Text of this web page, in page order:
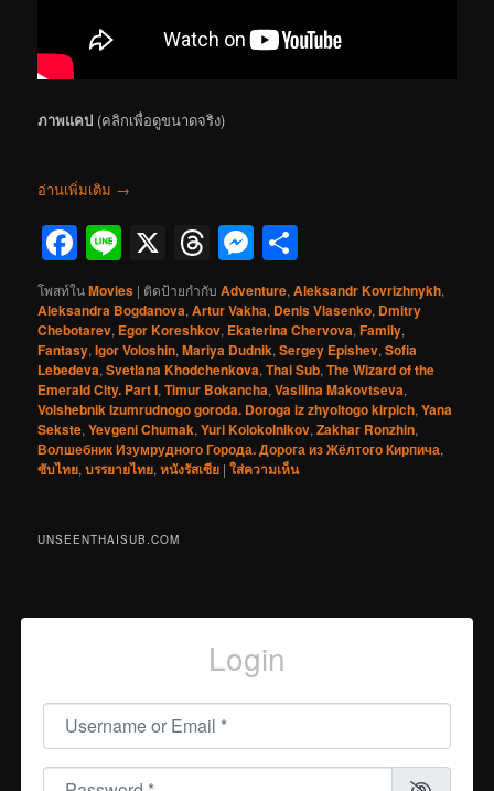
ภาพแคป (คลิกเพื่อดูขนาดจริง)
อ่านเพิ่มเติม →
Facebook
Line
X Threads
Messenger
โพสท์ในMovies | ติดป้ายกำกับ Adventure,Aleksandr Kovrizhnykh,
Aleksandra Bogdanova,Artur Vakha, Denis Vlasenko, Dmitry
Chebotarev, Egor Koreshkov, Ekaterina Chervova,Family,
Fantasy,Igor Voloshin,Mariya Dudnik,Sergey Epishev,Sofia
Lebedeva,Svetlana Khodchenkova,Thai Sub,The Wizard of the
Emerald City. Part I,Timur Bokancha,Vasilina Makovtseva,
Volshebnik Izumrudnogo goroda. Doroga iz zhyoltogo kirpich,Yana
Sekste,Yevgeni Chumak,Yuri Kolokolnikov,Zakhar Ronzhin,
Волшебник Изумрудного Города. Дорога из Жёлтого Кирпича,
ซับไทย,บรรยายไทย,หนังรัสเซีย |ใส่ความเห็น
UNSEENTHAISUB.COM
Login
Username or Email
Password